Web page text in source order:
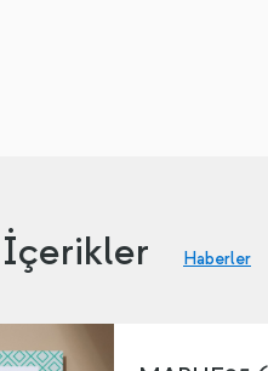
Haberler